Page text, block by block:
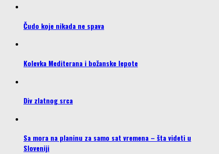
Čudo koje nikada ne spava
Kolevka Mediterana i božanske lepote
Div zlatnog srca
Sa mora na planinu za samo sat vremena – šta videti u
Sloveniji